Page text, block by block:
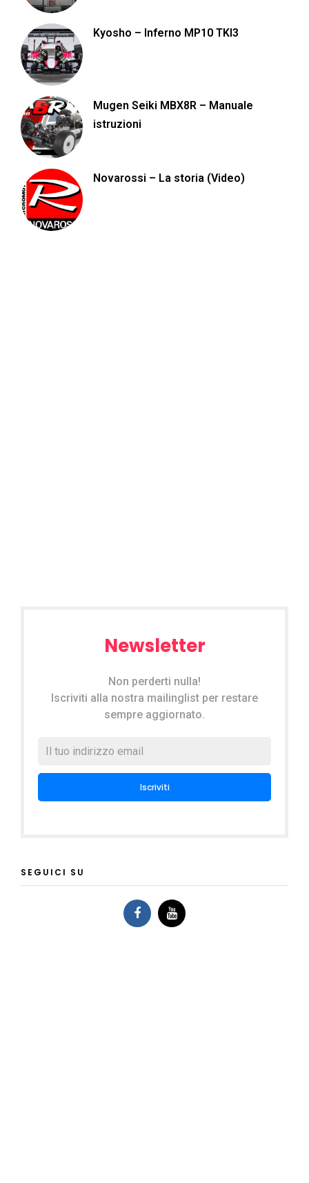
Kyosho – Inferno MP10 TKI3
Mugen Seiki MBX8R – Manuale
istruzioni
Novarossi – La storia (Video)
Newsletter
Non perderti nulla!
Iscriviti alla nostra mailinglist per restare
sempre aggiornato.
SEGUICI SU